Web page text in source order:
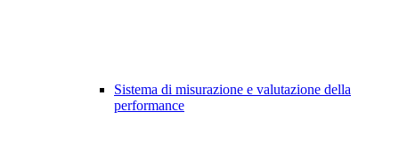
Sistema di misurazione e valutazione della
performance